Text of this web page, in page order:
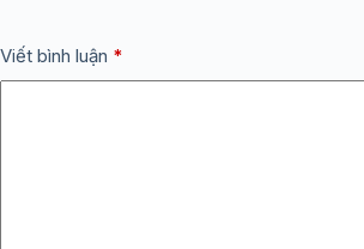
Viết bình luận *